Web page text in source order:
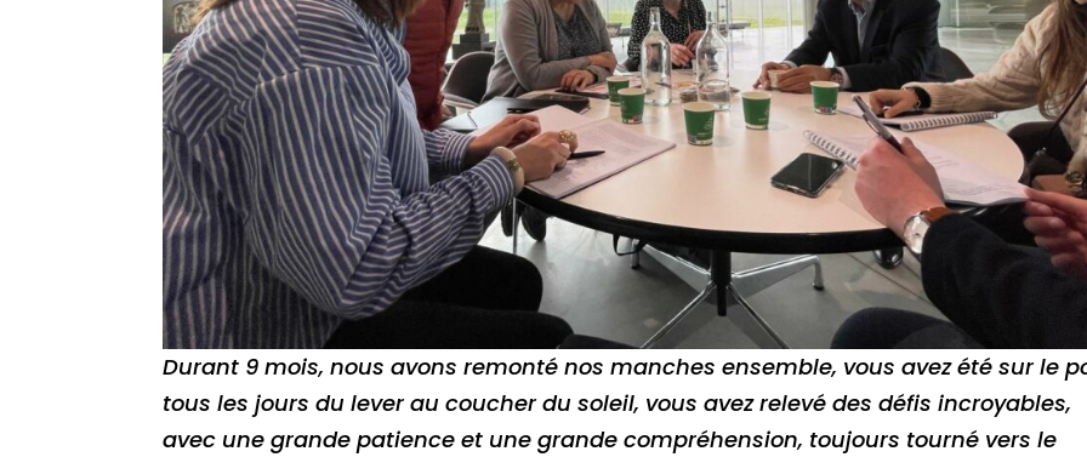
Durant 9 mois, nous avons remonté nos manches ensemble, vous avez été sur le
tous les jours du lever au coucher du soleil, vous avez relevé des défis incroyables,
avec une grande patience et une grande compréhension, toujours tourné vers le